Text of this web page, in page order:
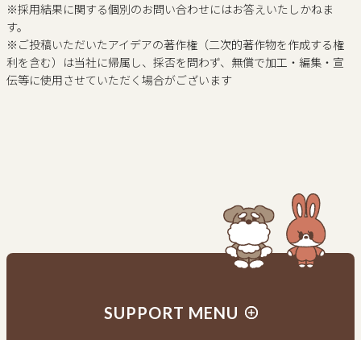
※採用結果に関する個別のお問い合わせにはお答えいたしかねま
す。
※ご投稿いただいたアイデアの著作権（二次的著作物を作成する権
利を含む）は当社に帰属し、採否を問わず、無償で加工・編集・宣
伝等に使用させていただく場合がございます
SUPPORT MENU